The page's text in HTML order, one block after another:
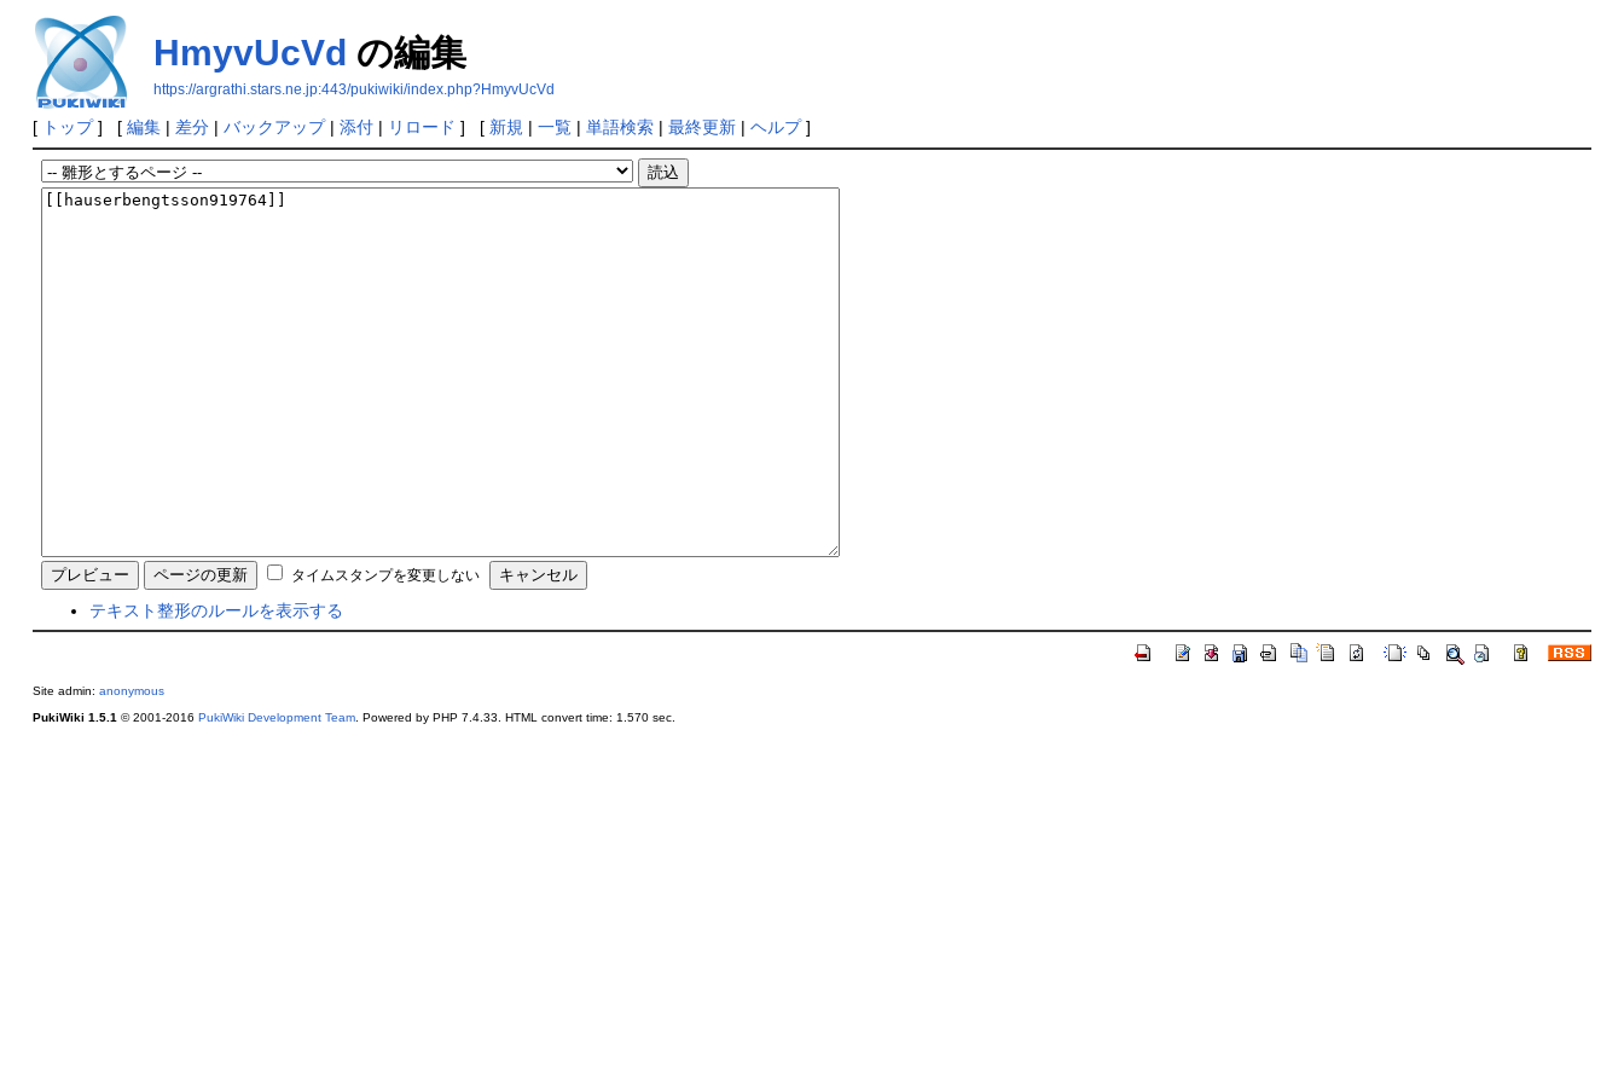
HmyvUcVd の編集
https://argrathi.stars.ne.jp:443/pukiwiki/index.php?HmyvUcVd
[ トップ] [ 編集| 差分| バックアップ| 添付| リロード ] [ 新規 | 一覧| 単語検索| 最終更新| ヘルプ]
タイムスタンプを変更しない
テキスト整形のルールを表示する
Site admin: anonymous
PukiWiki 1.5.1 © 2001-2016 PukiWiki Development Team. Powered by PHP 7.4.33. HTML convert time: 1.570 sec.